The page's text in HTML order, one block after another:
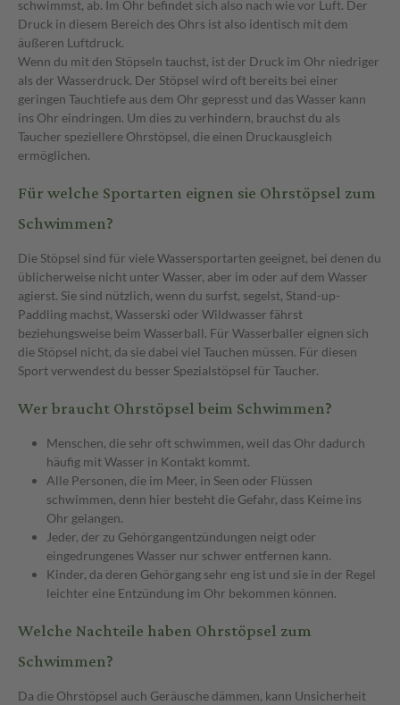
schwimmst, ab. Im Ohr befindet sich also nach wie vor Luft. Der
Druck in diesem Bereich des Ohrs ist also identisch mit dem
äußeren Luftdruck.
Wenn du mit den Stöpseln tauchst, ist der Druck im Ohr niedriger
als der Wasserdruck. Der Stöpsel wird oft bereits bei einer
geringen Tauchtiefe aus dem Ohr gepresst und das Wasser kann
ins Ohr eindringen. Um dies zu verhindern, brauchst du als
Taucher speziellere Ohrstöpsel, die einen Druckausgleich
ermöglichen.
Für welche Sportarten eignen sie Ohrstöpsel zum
Schwimmen?
Die Stöpsel sind für viele Wassersportarten geeignet, bei denen du
üblicherweise nicht unter Wasser, aber im oder auf dem Wasser
agierst. Sie sind nützlich, wenn du surfst, segelst, Stand-up-
Paddling machst, Wasserski oder Wildwasser fährst
beziehungsweise beim Wasserball. Für Wasserballer eignen sich
die Stöpsel nicht, da sie dabei viel Tauchen müssen. Für diesen
Sport verwendest du besser Spezialstöpsel für Taucher.
Wer braucht Ohrstöpsel beim Schwimmen?
Menschen, die sehr oft schwimmen, weil das Ohr dadurch
häufig mit Wasser in Kontakt kommt.
Alle Personen, die im Meer, in Seen oder Flüssen
schwimmen, denn hier besteht die Gefahr, dass Keime ins
Ohr gelangen.
Jeder, der zu Gehörgangentzündungen neigt oder
eingedrungenes Wasser nur schwer entfernen kann.
Kinder, da deren Gehörgang sehr eng ist und sie in der Regel
leichter eine Entzündung im Ohr bekommen können.
Welche Nachteile haben Ohrstöpsel zum
Schwimmen?
Da die Ohrstöpsel auch Geräusche dämmen, kann Unsicherheit